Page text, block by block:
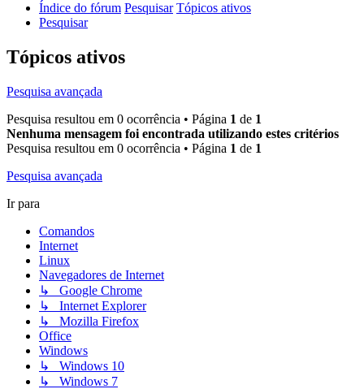
Índice do fórum Pesquisar Tópicos ativos
Pesquisar
Tópicos ativos
Pesquisa avançada
Pesquisa resultou em 0 ocorrência • Página 1 de 1
Nenhuma mensagem foi encontrada utilizando estes critérios
Pesquisa resultou em 0 ocorrência • Página 1 de 1
Pesquisa avançada
Ir para
Comandos
Internet
Linux
Navegadores de Internet
↳ Google Chrome
↳ Internet Explorer
↳ Mozilla Firefox
Office
Windows
↳ Windows 10
↳ Windows 7